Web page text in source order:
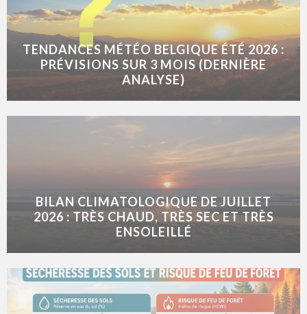
TENDANCES MÉTÉO BELGIQUE ÉTÉ 2026 :
PRÉVISIONS SUR 3 MOIS (DERNIÈRE
ANALYSE)
BILAN CLIMATOLOGIQUE DE JUILLET
2026 : TRÈS CHAUD, TRÈS SEC ET TRÈS
ENSOLEILLÉ